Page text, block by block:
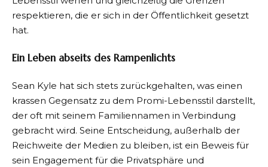
respektieren, die er sich in der Öffentlichkeit gesetzt
hat.
Ein Leben abseits des Rampenlichts
Sean Kyle hat sich stets zurückgehalten, was einen
krassen Gegensatz zu dem Promi-Lebensstil darstellt,
der oft mit seinem Familiennamen in Verbindung
gebracht wird. Seine Entscheidung, außerhalb der
Reichweite der Medien zu bleiben, ist ein Beweis für
sein Engagement für die Privatsphäre und